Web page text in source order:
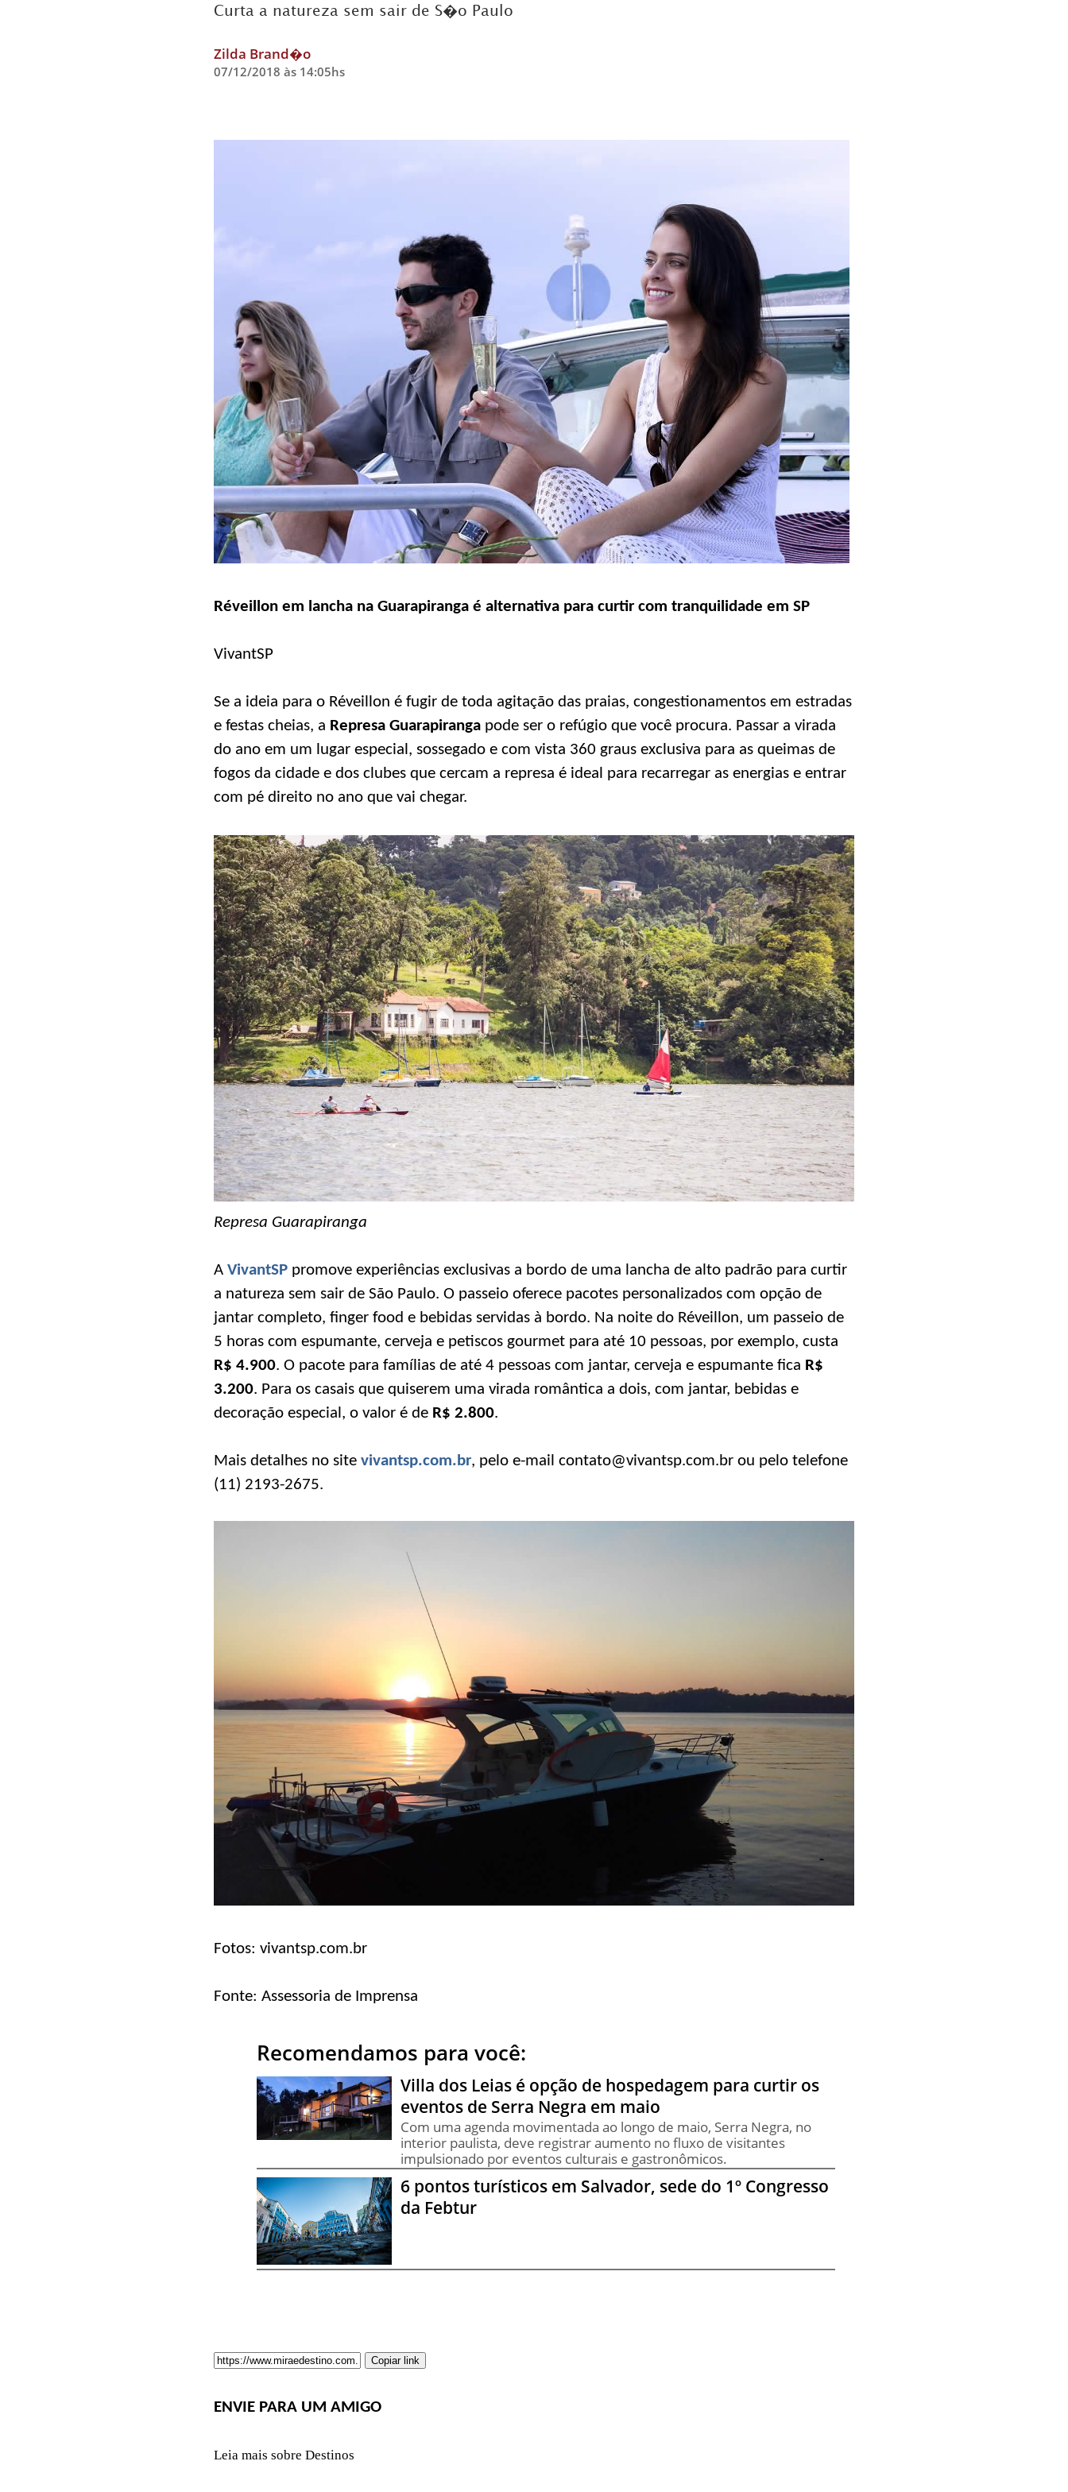
FALE CONOSCO
Curta a natureza sem sair de S�o Paulo
Zilda Brand�o
07/12/2018 às 14:05hs
Réveillon em lancha na Guarapiranga é alternativa para curtir com tranquilidade em SP
VivantSP
Se a ideia para o Réveillon é fugir de toda agitação das praias, congestionamentos em estradas
e festas cheias, a Represa Guarapirangapode ser o refúgio que você procura. Passar a virada
do ano em um lugar especial, sossegado e com vista 360 graus exclusiva para as queimas de
fogos da cidade e dos clubes que cercam a represa é ideal para recarregar as energias e entrar
com pé direito no ano que vai chegar.
Represa Guarapiranga
A VivantSPpromove experiências exclusivas a bordo de uma lancha de alto padrão para curtir
a natureza sem sair de São Paulo. O passeio oferece pacotes personalizados com opção de
jantar completo, finger food e bebidas servidas à bordo. Na noite do Réveillon, um passeio de
5 horas com espumante, cerveja e petiscos gourmet para até 10 pessoas, por exemplo, custa
R$ 4.900. O pacote para famílias de até 4 pessoas com jantar, cerveja e espumante fica R$
3.200. Para os casais que quiserem uma virada romântica a dois, com jantar, bebidas e
decoração especial, o valor é de R$ 2.800.
Mais detalhes no site vivantsp.com.br, pelo e-mail contato@vivantsp.com.br ou pelo telefone
(11) 2193-2675.
Fotos: vivantsp.com.br
Fonte: Assessoria de Imprensa
Recomendamos para você:
Villa dos Leias é opção de hospedagem para curtir os
eventos de Serra Negra em maio
Com uma agenda movimentada ao longo de maio, Serra Negra, no
interior paulista, deve registrar aumento no fluxo de visitantes
impulsionado por eventos culturais e gastronômicos.
6 pontos turísticos em Salvador, sede do 1º Congresso
da Febtur
Copiar link
ENVIE PARA UM AMIGO
Leia mais sobre Destinos